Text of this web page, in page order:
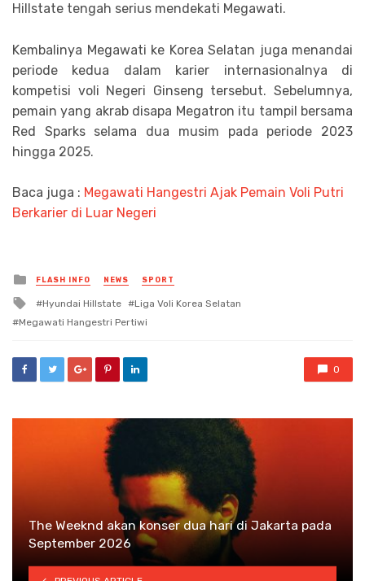
Hillstate tengah serius mendekati Megawati.
Kembalinya Megawati ke Korea Selatan juga menandai
periode kedua dalam karier internasionalnya di
kompetisi voli Negeri Ginseng tersebut. Sebelumnya,
pemain yang akrab disapa Megatron itu tampil bersama
Red Sparks selama dua musim pada periode 2023
hingga 2025.
Baca juga : Megawati Hangestri Ajak Pemain Voli Putri
Berkarier di Luar Negeri
Posted
in
FLASH INFO NEWS SPORT
Tagged
Hyundai Hillstate
Liga Voli Korea Selatan
Megawati Hangestri Pertiwi
0
The Weeknd akan konser dua hari di Jakarta pada
September 2026